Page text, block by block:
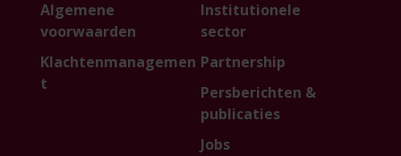
Algemene
voorwaarden
Klachtenmanagemen
t
Institutionele
sector
Partnership
Persberichten &
publicaties
Jobs